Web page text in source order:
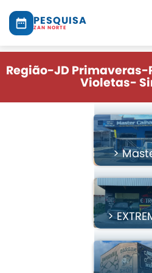
PESQUISA
ZAN NORTE
Região-JD
Violetas-
>
>
CAR
E